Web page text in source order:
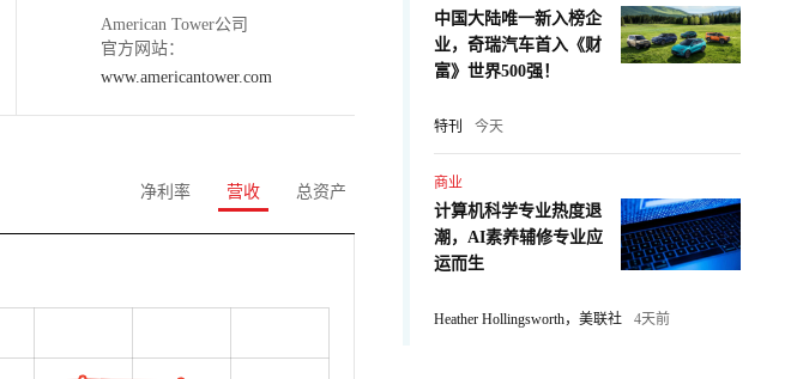
American Tower公司
官方网站：
www.americantower.com
净利率 营收 总资产
中国大陆唯一新入榜企
业，奇瑞汽车首入《财
富》世界500强！
特刊 今天
商业
计算机科学专业热度退
潮，AI素养辅修专业应
运而生
Heather Hollingsworth，美联社 4天前